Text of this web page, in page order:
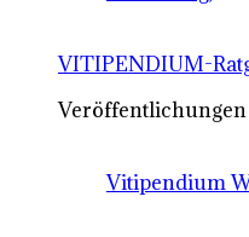
VITIPENDIUM-
Vitipendium